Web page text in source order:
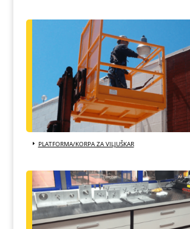
PLATFORMA/KORPA ZA VILJUŠKAR